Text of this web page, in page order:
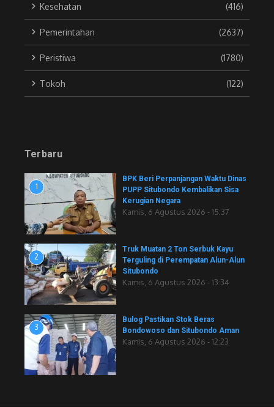
Kesehatan (416)
Pemerintahan (2637)
Peristiwa (1780)
Tokoh (122)
Terbaru
1
BPK Beri Perpanjangan Waktu Dinas
PUPP Situbondo Kembalikan Sisa
Kerugian Negara
Kamis, 6 Agustus 2026 - 15:37
2
Truk Muatan 2 Ton Serbuk Kayu
Terguling di Perempatan Alun-Alun
Situbondo
Kamis, 6 Agustus 2026 - 13:34
3
Bulog Pastikan Stok Beras
Bondowoso dan Situbondo Aman
Kamis, 6 Agustus 2026 - 12:23